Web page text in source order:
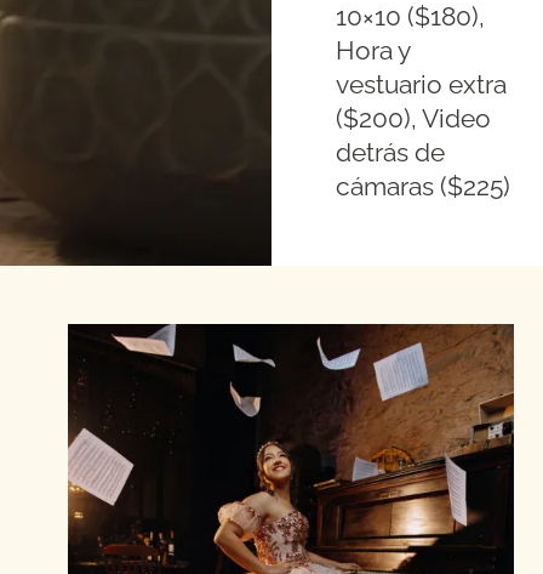
10×10 ($180),
Hora y
vestuario extra
($200), Video
detrás de
cámaras ($225)